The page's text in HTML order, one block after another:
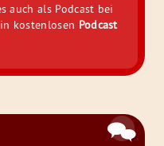
auch als Podcast bei
kostenlosen Podcast